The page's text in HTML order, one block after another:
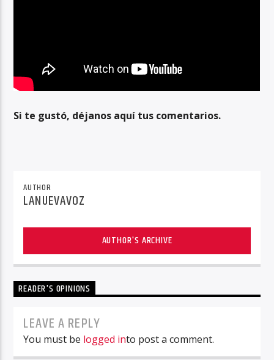
Si te gustó, déjanos aquí tus comentarios.
AUTHOR
LANUEVAVOZ
AUTHOR'S ARCHIVE
READER'S OPINIONS
LEAVE A REPLY
You must be logged into post a comment.